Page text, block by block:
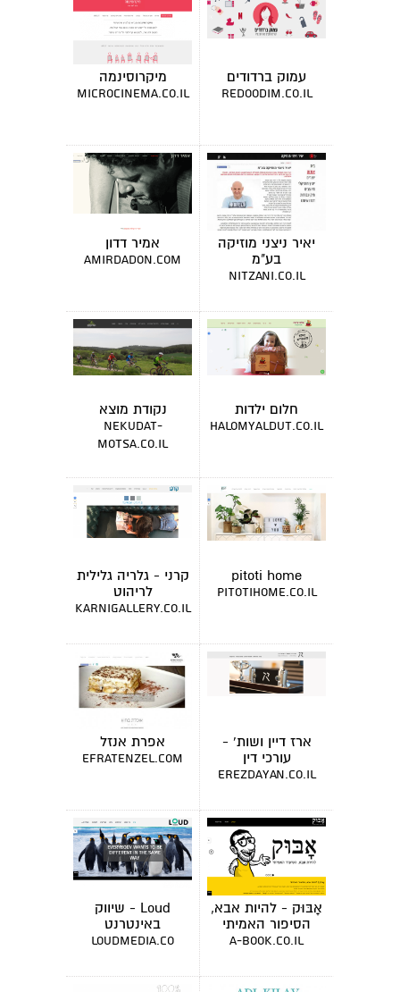
עמוק ברדודים
redoodim.co.il
מיקרוסינמה
microcinema.co.il
יאיר ניצני מוזיקה
בע"מ
nitzani.co.il
אמיר דדון
amirdadon.com
חלום ילדות
halomyaldut.co.il
נקודת מוצא
nekudat-
motsa.co.il
pitoti home
pitotihome.co.il
קרני - גלריה גלילית
לריהוט
karnigallery.co.il
ארז דיין ושות' -
עורכי דין
erezdayan.co.il
אפרת אנזל
efratenzel.com
אָבּוּק - להיות אבא,
הסיפור האמיתי
a-book.co.il
Loud - שיווק
באינטרנט
loudmedia.co